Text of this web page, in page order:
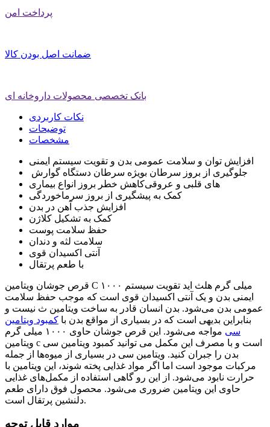
پرداخت امن
ضمانت اصل بودن کالا
بانک تخصصی محصولات داروخانه ای
نکات کاربردی
توضیحات
مشخصات
افزایش توان و سلامت عمومی بدن و تقویت سیستم ایمنی
جلوگیری از بروز سرطان بویژه سرطان دستگاه گوارش
کاهش خطر بروز انواع بیماری‌‎های قلبی و عروقی
کمک به پیشگیری از بروز سرماخوردگی
افزایش جذب آهن در بدن
کمک به تشکیل کلاژن
حفظ سلامت پوست
سلامت لثه و دندان
آنتی اکسیدان قوی
با طعم پرتقال
قرص جوشان ویتامین C ۱۰۰۰ میلی گرم هلث اید تقویت سیستم
ایمنی بدن و یک آنتی اکسیدان قوی است که موجب حفظ سلامت
عمومی بدن می‌شود. بدن انسان قادر به ساخت ویتامین ث نیست و
بنابراین بدیهی است که در بسیاری از مواقع بدن با کمبود ویتامین
سی
مواجه می‌شود. این قرص جوشان حاوی ۱۰۰۰ میلی گرم
ویتامین c است و با مصرف این مکمل می توانید کمبود ویتامین سی
بدن را جبران کنید. ویتامین سی در بسیاری از میوه‌ها از جمله
مرکبات موجود است اما اگر مواد غذایی پخته شوند، این ویتامین با
حرارت نابود می‌شود. از این رو گاهی استفاده از مکمل‌های غذایی
حاوی این ویتامین ضروری می‌شود. محصول فوق دارای طعم
دلنشین پرتقال است.
موارد قابل توجه